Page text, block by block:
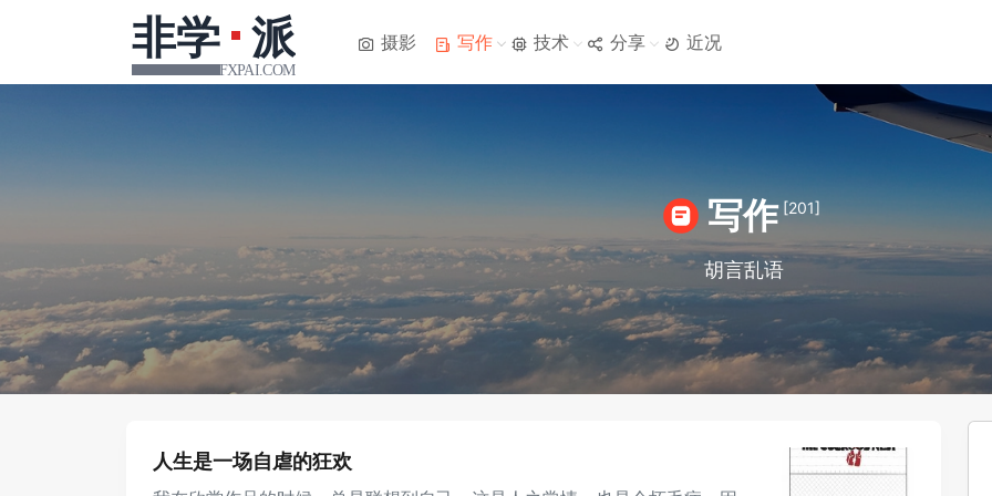
摄影 写作 技术 分享 近况
写作 [201]
胡言乱语
人生是一场自虐的狂欢